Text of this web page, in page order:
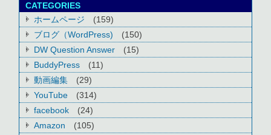
CATEGORIES
ホームページ
(159)
ブログ（WordPress)
(150)
DW Question Answer
(15)
BuddyPress
(11)
動画編集
(29)
YouTube
(314)
facebook
(24)
Amazon
(105)